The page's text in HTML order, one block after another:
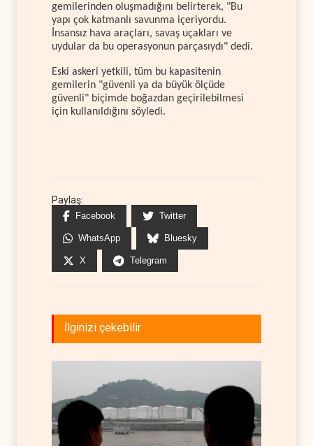
gemilerinden oluşmadığını belirterek, "Bu
yapı çok katmanlı savunma içeriyordu.
İnsansız hava araçları, savaş uçakları ve
uydular da bu operasyonun parçasıydı" dedi.
Eski askeri yetkili, tüm bu kapasitenin
gemilerin "güvenli ya da büyük ölçüde
güvenli" biçimde boğazdan geçirilebilmesi
için kullanıldığını söyledi.
Paylaş:
Facebook Twitter
WhatsApp Bluesky
X Telegram
İlginizi çekebilir